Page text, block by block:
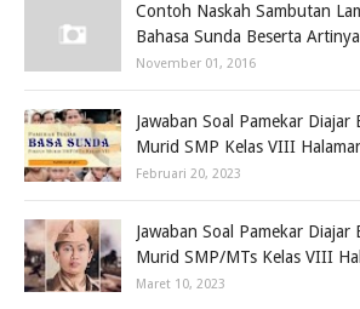
Contoh Naskah Sambutan
Bahasa Sunda Beserta Artinya
November 01, 2016
Jawaban Soal Pamekar Diajar
Murid SMP Kelas VIII
Februari 20, 2023
Jawaban Soal Pamekar Diajar
Murid SMP/MTs Kelas VIII
Maret 10, 2023